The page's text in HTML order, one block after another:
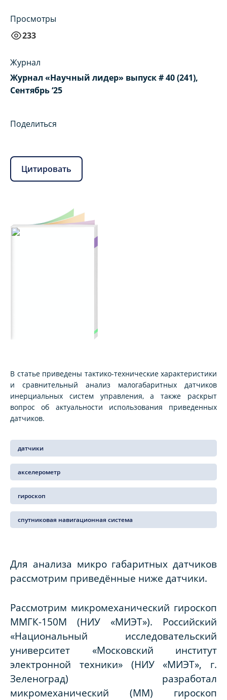
Просмотры
233
Журнал
Журнал «Научный лидер» выпуск # 40 (241),
Сентябрь ‘25
Поделиться
Цитировать
В статье приведены тактико-технические характеристики
и сравнительный анализ малогабаритных датчиков
инерциальных систем управления, а также раскрыт
вопрос об актуальности использования приведенных
датчиков.
датчики
акселерометр
гироскоп
спутниковая навигационная система
Для анализа микро габаритных датчиков
рассмотрим приведённые ниже датчики.
Рассмотрим микромеханический гироскоп
ММГК-150М (НИУ «МИЭТ»). Российский
«Национальный исследовательский
университет «Московский институт
электронной техники» (НИУ «МИЭТ», г.
Зеленоград) разработал
микромеханический (ММ) гироскоп